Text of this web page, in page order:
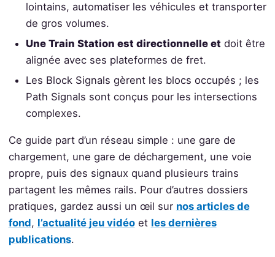
lointains, automatiser les véhicules et transporter
de gros volumes.
Une Train Station est directionnelle et doit être
alignée avec ses plateformes de fret.
Les Block Signals gèrent les blocs occupés ; les
Path Signals sont conçus pour les intersections
complexes.
Ce guide part d’un réseau simple : une gare de
chargement, une gare de déchargement, une voie
propre, puis des signaux quand plusieurs trains
partagent les mêmes rails. Pour d’autres dossiers
pratiques, gardez aussi un œil sur nos articles de
fond, l’actualité jeu vidéoet les dernières
publications.